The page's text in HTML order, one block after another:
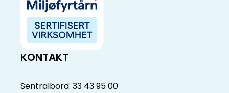
KONTAKT
Sentralbord: 33 43 95 00